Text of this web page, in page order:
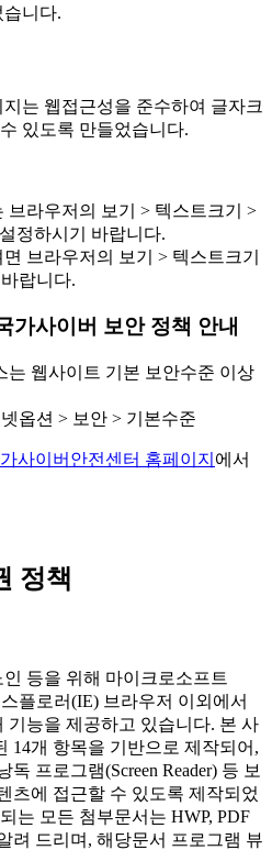
니다.
는 웹접근성을 준수하여 글자크
있도록 만들었습니다.
브라우저의 보기 > 텍스트크기 >
정하시기 바랍니다.
브라우저의 보기 > 텍스트크기
랍니다.
가사이버 보안 정책 안내
는 웹사이트 기본 보안수준 이상
옵션 > 보안 > 기본수준
사이버안전센터 홈페이지 에서
정책
등을 위해 마이크로소프트
플로러(IE) 브라우저 이외에서
기능을 제공하고 있습니다. 본 사
14개 항목을 기반으로 제작되어,
프로그램(Screen Reader) 등 보
츠에 접근할 수 있도록 제작되었
는 모든 첨부문서는 HWP, PDF
려 드리며, 해당문서 프로그램 뷰